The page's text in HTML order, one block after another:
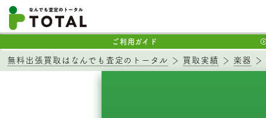
ご利用ガイド
無料出張買取はなんでも査定のトータル 買取実績 楽器